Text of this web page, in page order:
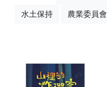
水土保持 農業委員會